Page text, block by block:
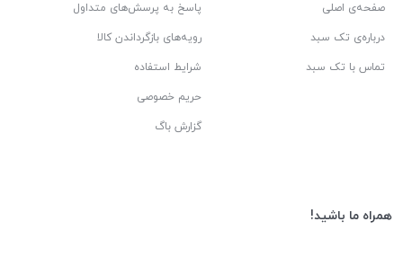
صفحه‌ی اصلی
درباره‌ی تک سبد
تماس با تک سبد
پاسخ به پرسش‌های متداول
رویه‌های بازگرداندن کالا
شرایط استفاده
حریم خصوصی
گزارش باگ
همراه ما باشید!